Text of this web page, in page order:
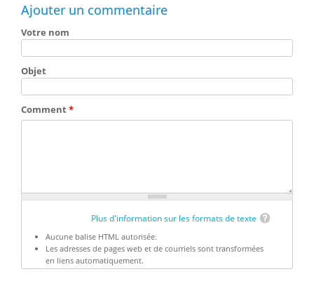
Ajouter un commentaire
Votre nom
Objet
Comment*
Plus d'information sur les formats de texte
Aucune balise HTML autorisée.
Les adresses de pages web et de courriels sont transformées
en liens automatiquement.